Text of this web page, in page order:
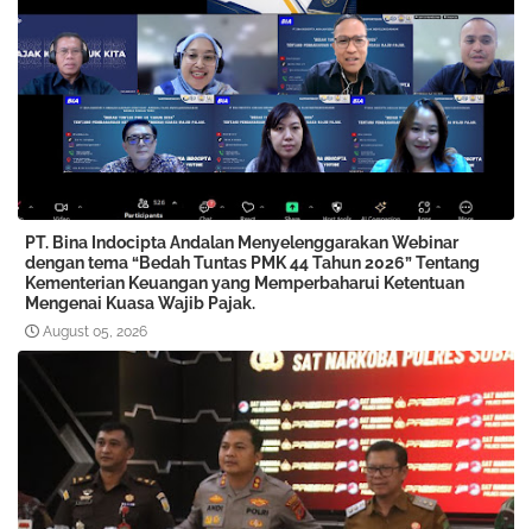
PT. Bina Indocipta Andalan Menyelenggarakan Webinar
dengan tema “Bedah Tuntas PMK 44 Tahun 2026” Tentang
Kementerian Keuangan yang Memperbaharui Ketentuan
Mengenai Kuasa Wajib Pajak.
August 05, 2026